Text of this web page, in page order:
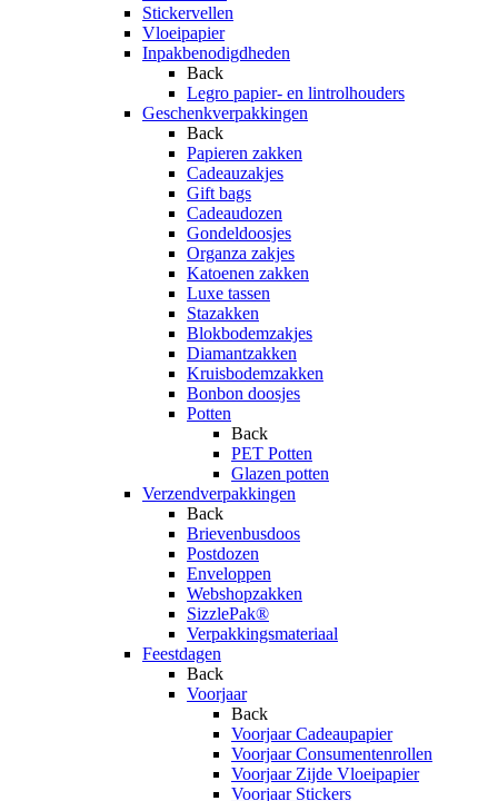
Stickervellen
Vloeipapier
Inpakbenodigdheden
Back
Legro papier- en lintrolhouders
Geschenkverpakkingen
Back
Papieren zakken
Cadeauzakjes
Gift bags
Cadeaudozen
Gondeldoosjes
Organza zakjes
Katoenen zakken
Luxe tassen
Stazakken
Blokbodemzakjes
Diamantzakken
Kruisbodemzakken
Bonbon doosjes
Potten
Back
PET Potten
Glazen potten
Verzendverpakkingen
Back
Brievenbusdoos
Postdozen
Enveloppen
Webshopzakken
SizzlePak®
Verpakkingsmateriaal
Feestdagen
Back
Voorjaar
Back
Voorjaar Cadeaupapier
Voorjaar Consumentenrollen
Voorjaar Zijde Vloeipapier
Voorjaar Stickers